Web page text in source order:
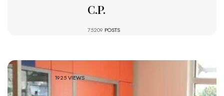
C.P.
75209 POSTS
1925 VIEWS